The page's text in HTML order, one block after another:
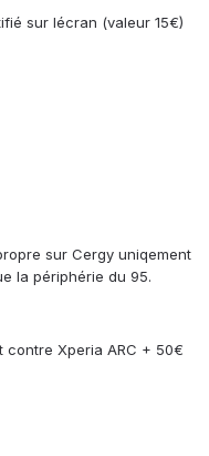
sur lécran (valeur 15€)
sur Cergy uniqement
la périphérie du 95.
contre Xperia ARC + 50€